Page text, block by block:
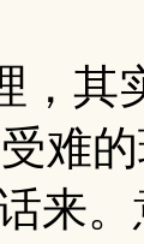
其
难
来